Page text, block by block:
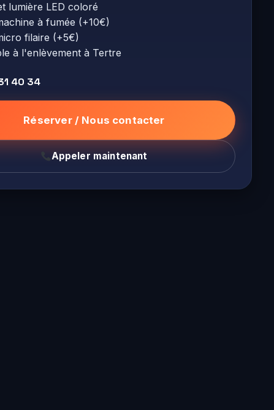
lumière LED coloré
à fumée (+10€)
filaire (+5€)
à l'enlèvement à Tertre
40 34
Réserver / Nous contacter
Appeler maintenant